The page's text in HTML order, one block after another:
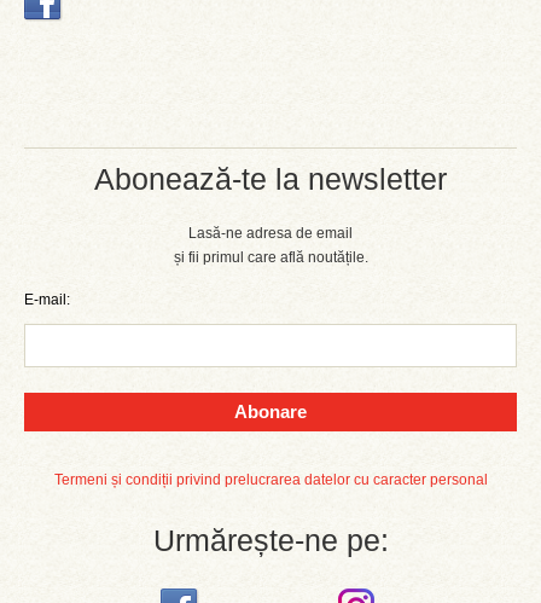
Abonează-te la newsletter
Lasă-ne adresa de email
și fii primul care află noutățile.
E-mail:
Abonare
Termeni și condiții privind prelucrarea datelor cu caracter personal
Urmărește-ne pe: